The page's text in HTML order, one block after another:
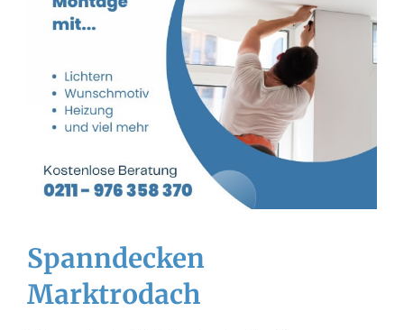
Spanndecken
Marktrodach